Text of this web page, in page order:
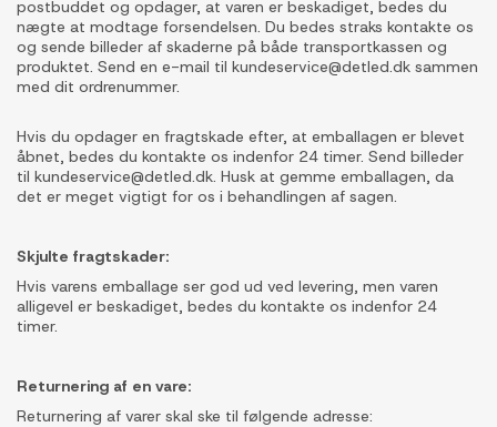
postbuddet og opdager, at varen er beskadiget, bedes du
nægte at modtage forsendelsen. Du bedes straks kontakte os
og sende billeder af skaderne på både transportkassen og
produktet. Send en e-mail til kundeservice@detled.dk sammen
med dit ordrenummer.
Hvis du opdager en fragtskade efter, at emballagen er blevet
åbnet, bedes du kontakte os indenfor 24 timer. Send billeder
til kundeservice@detled.dk. Husk at gemme emballagen, da
det er meget vigtigt for os i behandlingen af sagen.
Skjulte fragtskader:
Hvis varens emballage ser god ud ved levering, men varen
alligevel er beskadiget, bedes du kontakte os indenfor 24
timer.
Returnering af en vare:
Returnering af varer skal ske til følgende adresse: